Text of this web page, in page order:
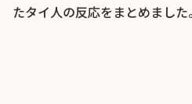
たタイ人の反応をまとめました。